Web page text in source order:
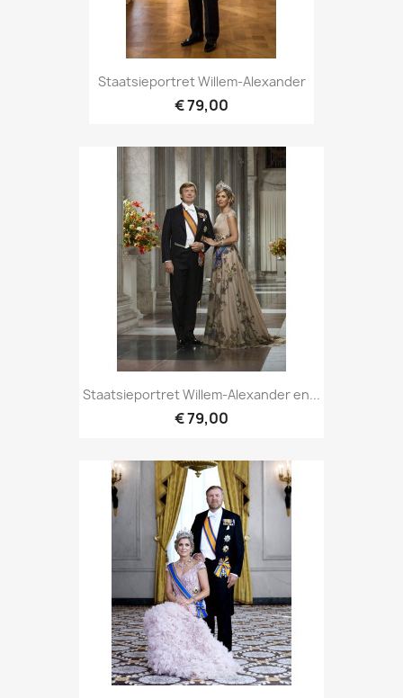
Staatsieportret Willem-Alexander
€ 79,00
Staatsieportret Willem-Alexander en...
€ 79,00